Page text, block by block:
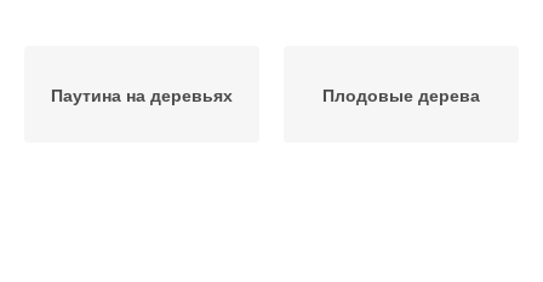
Паутина на деревьях Плодовые дерева